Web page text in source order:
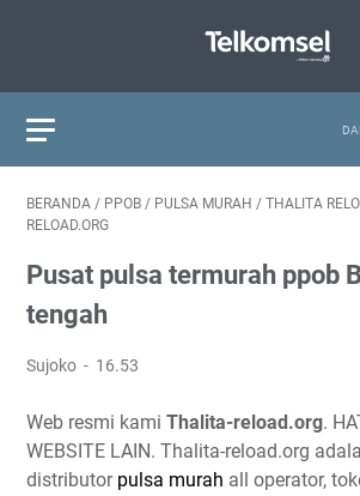
BERANDA / PPOB / PULSA MURAH / THALITA
RELOAD.ORG
Pusat pulsa termurah ppob
tengah
Sujoko 16.53
Web resmi kami Thalita-reload.org.
WEBSITE LAIN. Thalita-reload.org
distributor pulsa murah all operator,